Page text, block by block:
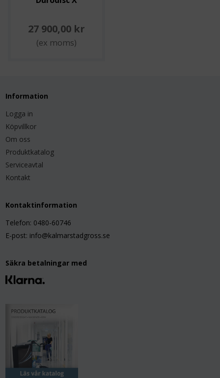
27 900,00 kr
(ex moms)
Information
Logga in
Köpvillkor
Om oss
Produktkatalog
Serviceavtal
Kontakt
Kontaktinformation
Telefon: 0480-60746
E-post: info@kalmarstadgross.se
Säkra betalningar med